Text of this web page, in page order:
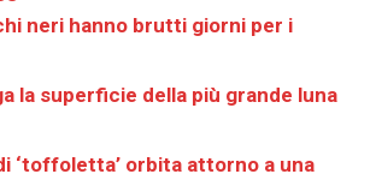
neri hanno brutti giorni per i
la superficie della più grande luna
‘toffoletta’ orbita attorno a una